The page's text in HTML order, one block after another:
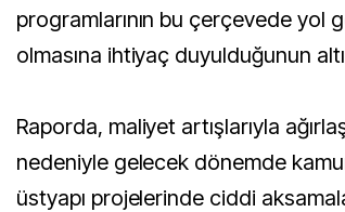
programlarının bu çerçevede yol
olmasına ihtiyaç duyulduğunun
Raporda, maliyet artışlarıyla
nedeniyle gelecek dönemde
üstyapı projelerinde ciddi